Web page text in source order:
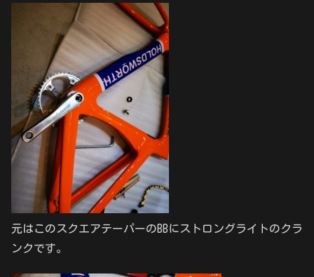
元はこのスクエアテーパーのBBにストロングライトのクラ
ンクです。